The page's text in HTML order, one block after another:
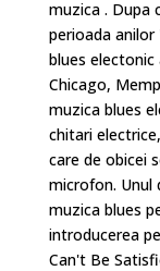
muzica . Dupa
perioada
blues
Chicago,
muzica blues
chitari
care de obicei
microfon. Unul
muzica blues
introducerea
Can't Be